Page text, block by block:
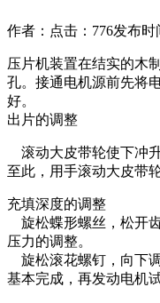
作者： 点击：776发布时
压片机装置在结实的木
孔。接通电机源前先将
好
出片的调整
滚动大皮带轮使下冲
至此，用手滚动大皮带
充填深度的调整
旋松蝶形螺丝，松开
压力的调整。
旋松滚花螺钉，向下
基本完成，再发动电机